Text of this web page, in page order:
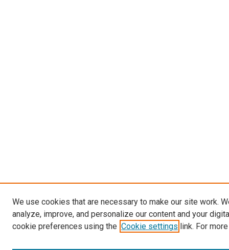
We use cookies that are necessary to make our site work.
analyze, improve, and personalize our content and your
cookie preferences using the Cookie settings link. For